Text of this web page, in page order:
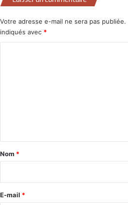
Votre adresse e-mail ne sera pas publiée.
indiqués avec *
a
e
Nom *
E-mail *